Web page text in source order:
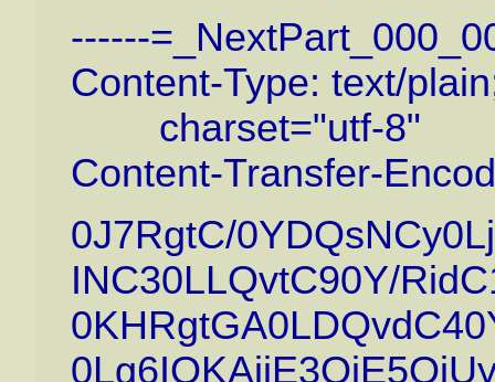
------
Content-Type: text/
charset="utf-8"
Content-Transfer-
0J7RgtC/
INC30LLQvtC90Y/